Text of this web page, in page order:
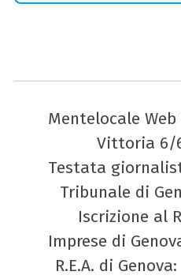
Mentelocale
Vittoria 6/
Testata
Tribunale di
Iscrizione al
Imprese di
R.E.A. di